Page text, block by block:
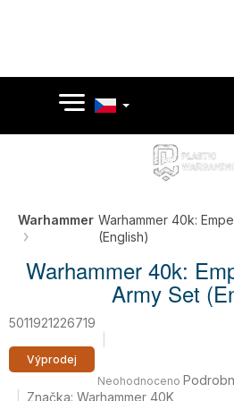
Warhammer Warhammer 40k:
(English)
Warhammer 40k:
Army Set
5011921226719
Výprodej
produktu
Neohodnoceno
Značka:Warhammer 40K